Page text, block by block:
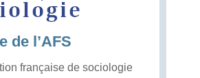
de l’AFS
française de sociologie